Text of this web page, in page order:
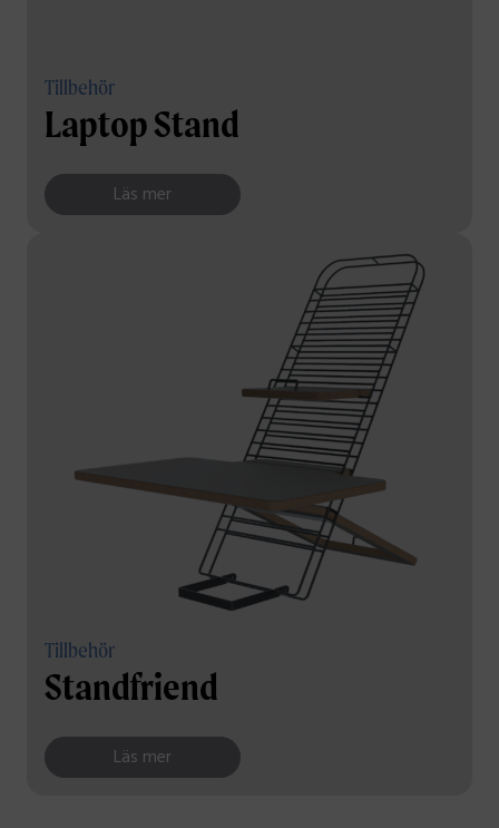
Tillbehör
Laptop Stand
Läs mer
Tillbehör
Standfriend
Läs mer